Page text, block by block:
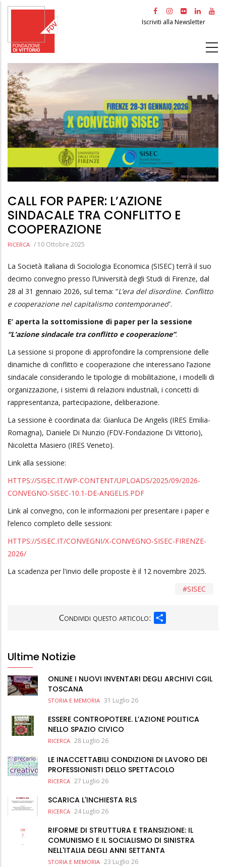
Salta
principale
Iscriviti alla Newsletter
CALL FOR PAPER: L’AZIONE
SINDACALE TRA CONFLITTO E
COOPERAZIONE
RICERCA / 10 Ottobre 2025
La Società Italiana di Sociologia Economica (SISEC) terrà il suo
decimo convegno presso l’Università degli Studi di Firenze, dal
28 al 31 gennaio 2026, sul tema: “L’era del disordine. Conflitto
e cooperazione nel capitalismo contemporaneo”.
E’ aperta la sottomissione di paper per la sessione
“L’azione sindacale tra conflitto e cooperazione”.
La sessione si propone di approfondire la comprensione delle
dinamiche di conflitto e cooperazione che interessano l’azione
sindacale considerando le tipologie di mobilitazione, i modelli di
organizzazione, i sistemi di relazioni industriali, i concetti di
rappresentanza, partecipazione, deliberazione.
La sessione è coordinata da: Gianluca De Angelis (IRES Emilia-
Romagna), Daniele Di Nunzio (FDV-Fondazione Di Vittorio),
Nicoletta Masiero (IRES Veneto).
Link alla sessione:
HTTPS://SISEC.IT/WP-CONTENT/UPLOADS/2025/09/2026-
CONVEGNO-SISEC-10.1-DE-ANGELIS.PDF
Link al convegno, con le informazioni per presentare i paper e
l’elenco completo delle sessioni:
HTTPS://SISEC.IT/CONVEGNI/X-CONVEGNO-SISEC-FIRENZE-
2026/
La scadenza per l'invio delle proposte è il 12 novembre 2025.
SISEC
Condividi questo articolo:
Ultime Notizie
ONLINE I NUOVI INVENTARI DEGLI ARCHIVI CGIL
TOSCANA
STORIA E MEMORIA 31 Luglio 26
ESSERE CONTROPOTERE. L’AZIONE POLITICA
NELLO SPAZIO CIVICO
RICERCA 28 Luglio 26
LE INACCETTABILI CONDIZIONI DI LAVORO DEI
PROFESSIONISTI DELLO SPETTACOLO
RICERCA 27 Luglio 26
SCARICA L'INCHIESTA RLS
RICERCA 24 Luglio 26
RIFORME DI STRUTTURA E TRANSIZIONE: IL
COMUNISMO E IL SOCIALISMO DI SINISTRA
NELL'ITALIA DEGLI ANNI SETTANTA
STORIA E MEMORIA 23 Luglio 26